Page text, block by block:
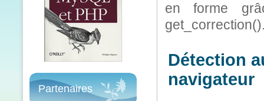
en forme
Détection
navigateur
Partenaires